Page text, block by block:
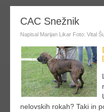
CAC Snežnik
Napisal Marijan Likar Foto: Vital
nelovskih rokah? Taki in